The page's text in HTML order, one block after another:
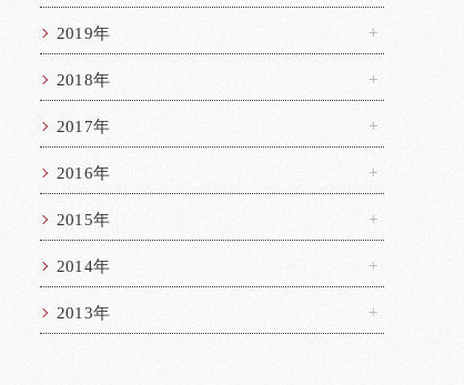
2019年
2018年
2017年
2016年
2015年
2014年
2013年